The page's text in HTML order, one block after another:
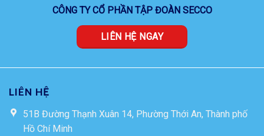
CÔNG TY CỔ PHẦN TẬP ĐOÀN SECCO
LIÊN HỆ NGAY
LIÊN HỆ
51B Đường Thạnh Xuân 14, Phường Thới An, Thành phố
Hồ Chí Minh